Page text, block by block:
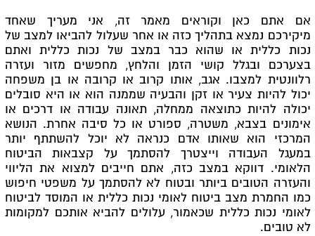
אם אתם כאן וקוראים מאמר זה, אני מעריך שאחד
מיקירכם נמצא בתהליך כזה או אחר שעלול להביאו למצב של
נכות כללית או שהוא כבר במצב של נכות כללית ואתם
בצערכם ובגלל קושי הזמן והלחץ, מחפשים מזור ועזרה
רלוונטית למצבו. אגב, אותו קרוב או קרובה או בן משפחה
יכול להיות צעיר או זקן והבעיה שממנה הוא או היא סובלים
יכולה להיות כתוצאה ממחלה, תאונה עבודה או דרכים או
אימונים בצבא, משטרה, ספורט או כל סיבה אחרת. הנושא
המרכזי הוא שאותו אדם כנראה לא יוכל להשתתף יותר
במעגל העבודה וייצטרך להסתמך על קצבאות הביטוח
הלאומי. דווקא במצב כזה, אתם חייבים למצוא את הליווי
והעזרה הטובים ביותר ובטוח לא להסתמך על משפטי חיפוש
כמו החמרת מצב ביטוח לאומי נכות כללית או המוסד לביטוח
לאומי נכות כללית שכאמור, עלולים להביא אותכם למקומות
לא טובים.